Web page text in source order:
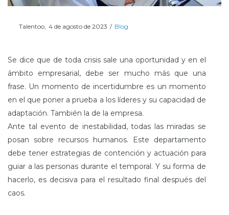
PorTalentoo Posted
4 de agosto de 2023
Posted
Blog
Se dice que de toda crisis sale una oportunidad y en el
ámbito empresarial, debe ser mucho más que una
frase. Un momento de incertidumbre es un momento
en el que poner a prueba a los líderes y su capacidad de
adaptación. También la de la empresa.
Ante tal evento de inestabilidad, todas las miradas se
posan sobre recursos humanos. Este departamento
debe tener estrategias de contención y actuación para
guiar a las personas durante el temporal. Y su forma de
hacerlo, es decisiva para el resultado final después del
caos.